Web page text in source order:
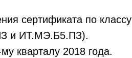
сертификата по классу
и ИТ.МЭ.Б5.ПЗ).
кварталу 2018 года.